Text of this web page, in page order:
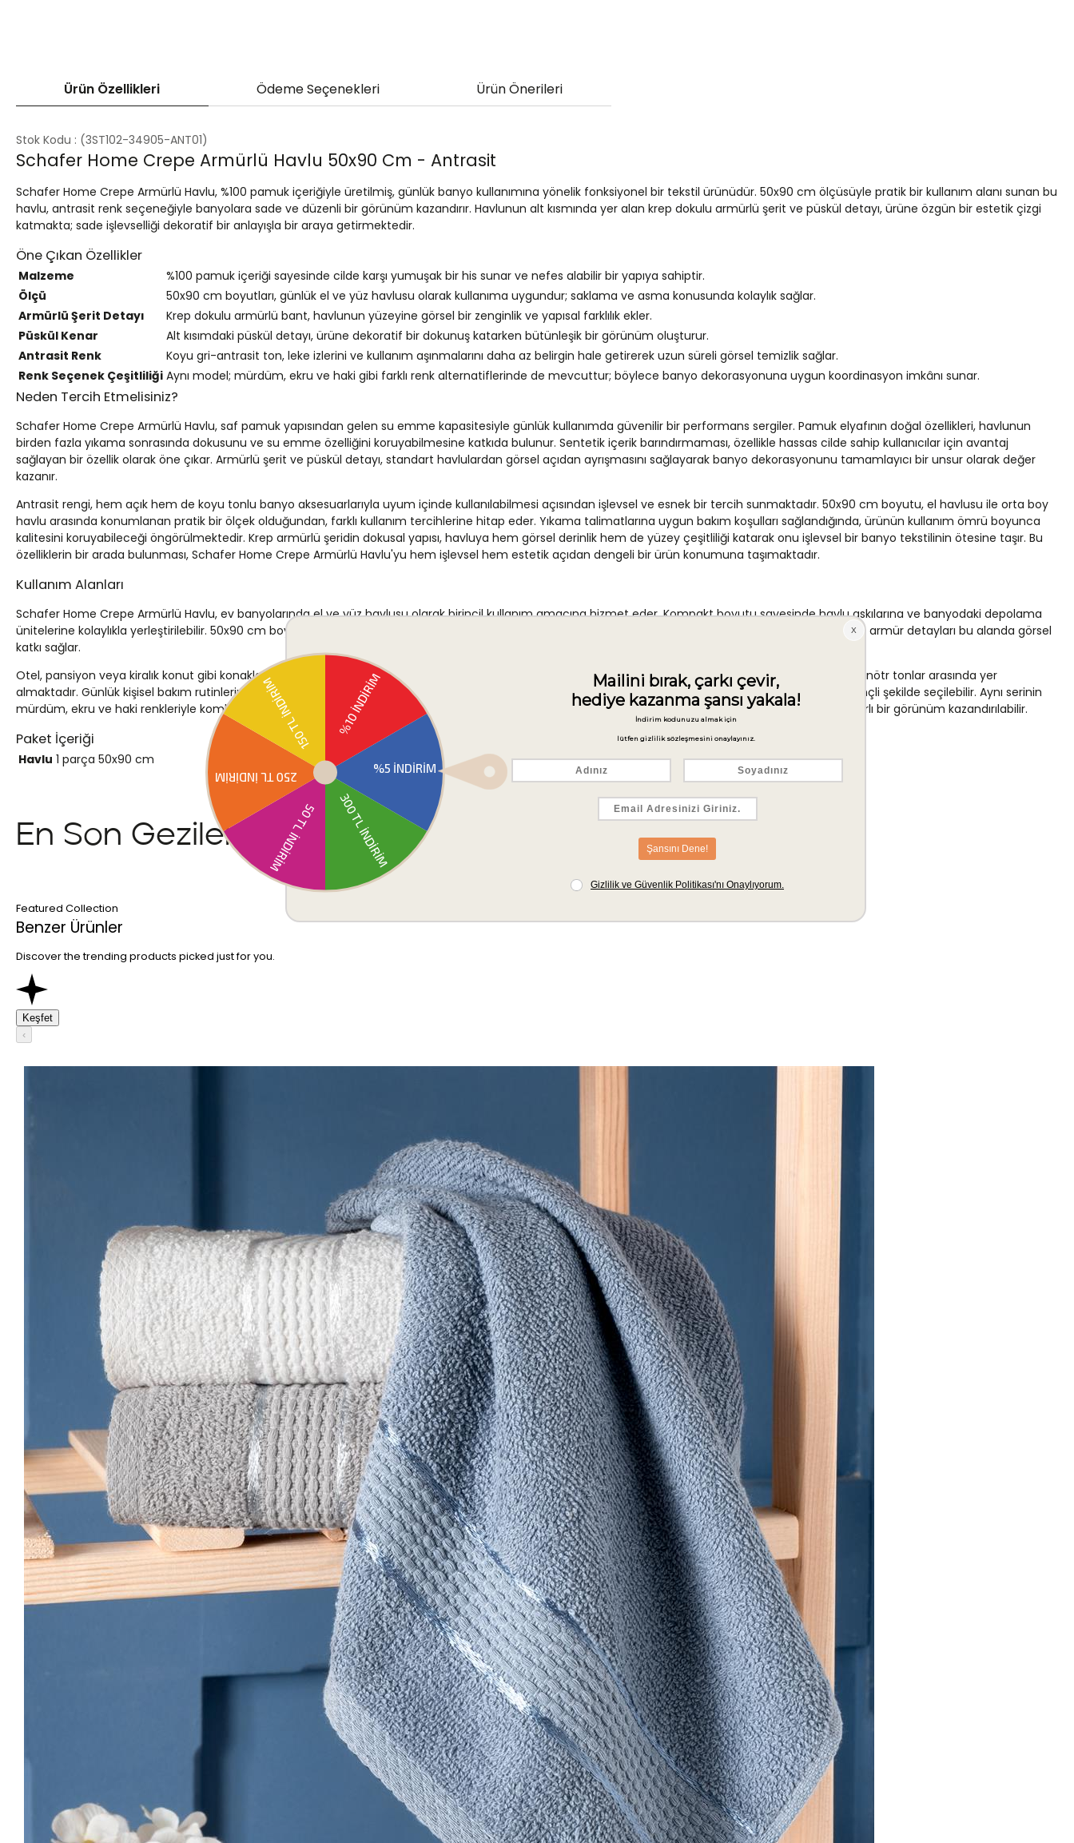
Ürün Özellikleri Ödeme Seçenekleri Ürün Önerileri
Stok Kodu (3ST102-34905-ANT01)
Schafer Home Crepe Armürlü Havlu 50x90 Cm - Antrasit
Schafer Home Crepe Armürlü Havlu, %100 pamuk içeriğiyle üretilmiş, günlük banyo kullanımına yönelik fonksiyonel bir tekstil ürünüdür. 50x90 cm ölçüsüyle pratik bir kullanım alanı sunan bu
havlu, antrasit renk seçeneğiyle banyolara sade ve düzenli bir görünüm kazandırır. Havlunun alt kısmında yer alan krep dokulu armürlü şerit ve püskül detayı, ürüne özgün bir estetik çizgi
katmakta; sade işlevselliği dekoratif bir anlayışla bir araya getirmektedir.
Öne Çıkan Özellikler
Malzeme
%100 pamuk içeriği sayesinde cilde karşı yumuşak bir his sunar ve nefes alabilir bir yapıya sahiptir.
Ölçü
50x90 cm boyutları, günlük el ve yüz havlusu olarak kullanıma uygundur; saklama ve asma konusunda kolaylık sağlar.
Armürlü Şerit Detayı
Krep dokulu armürlü bant, havlunun yüzeyine görsel bir zenginlik ve yapısal farklılık ekler.
Püskül Kenar
Alt kısımdaki püskül detayı, ürüne dekoratif bir dokunuş katarken bütünleşik bir görünüm oluşturur.
Antrasit Renk
Koyu gri-antrasit ton, leke izlerini ve kullanım aşınmalarını daha az belirgin hale getirerek uzun süreli görsel temizlik sağlar.
Renk Seçenek Çeşitliliği Aynı model; mürdüm, ekru ve haki gibi farklı renk alternatiflerinde de mevcuttur; böylece banyo dekorasyonuna uygun koordinasyon imkânı sunar.
Neden Tercih Etmelisiniz?
Schafer Home Crepe Armürlü Havlu, saf pamuk yapısından gelen su emme kapasitesiyle günlük kullanımda güvenilir bir performans sergiler. Pamuk elyafının doğal özellikleri, havlunun
birden fazla yıkama sonrasında dokusunu ve su emme özelliğini koruyabilmesine katkıda bulunur. Sentetik içerik barındırmaması, özellikle hassas cilde sahip kullanıcılar için avantaj
sağlayan bir özellik olarak öne çıkar. Armürlü şerit ve püskül detayı, standart havlulardan görsel açıdan ayrışmasını sağlayarak banyo dekorasyonunu tamamlayıcı bir unsur olarak değer
kazanır.
Antrasit rengi, hem açık hem de koyu tonlu banyo aksesuarlarıyla uyum içinde kullanılabilmesi açısından işlevsel ve esnek bir tercih sunmaktadır. 50x90 cm boyutu, el havlusu ile orta boy
havlu arasında konumlanan pratik bir ölçek olduğundan, farklı kullanım tercihlerine hitap eder. Yıkama talimatlarına uygun bakım koşulları sağlandığında, ürünün kullanım ömrü boyunca
kalitesini koruyabileceği öngörülmektedir. Krep armürlü şeridin dokusal yapısı, havluya hem görsel derinlik hem de yüzey çeşitliliği katarak onu işlevsel bir banyo tekstilinin ötesine taşır. Bu
özelliklerin bir arada bulunması, Schafer Home Crepe Armürlü Havlu'yu hem işlevsel hem estetik açıdan dengeli bir ürün konumuna taşımaktadır.
Kullanım Alanları
Schafer Home Crepe Armürlü Havlu, ev banyolarında el ve yüz havlusu olarak birincil kullanım amacına hizmet eder. Kompakt boyutu sayesinde havlu askılarına ve banyodaki depolama
ünitelerine kolaylıkla yerleştirilebilir. 50x90 cm boyutu, misafir banyolarında dekoratif bir aksesuar işlevi görmesi açısından da oldukça elverişlidir; püskül ve armür detayları bu alanda görsel
katkı sağlar.
Otel, pansiyon veya kiralık konut gibi konaklama alanlarında kurumsal kullanım için de değerlendirilebilir; antrasit rengi bu tür mekânlarda sık tercih edilen nötr tonlar arasında yer
almaktadır. Günlük kişisel bakım rutinlerinde tercih edilebilecek bu havlu, banyonun genel renk ve dekorasyon düzenine uyum sağlamak amacıyla da bilinçli şekilde seçilebilir. Aynı serinin
mürdüm, ekru ve haki renkleriyle kombine edilerek koordineli bir banyo tekstili seti oluşturmak da mümkündür; bu sayede tüm banyoya bütüncül ve tutarlı bir görünüm kazandırılabilir.
Paket İçeriği
Havlu 1 parça 50x90 cm
En Son Gezilenler
Featured Collection
Benzer Ürünler
Discover the trending products picked just for you.
Keşfet
‹